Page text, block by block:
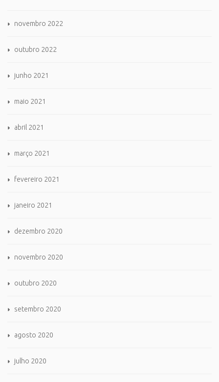
novembro 2022
outubro 2022
junho 2021
maio 2021
abril 2021
março 2021
fevereiro 2021
janeiro 2021
dezembro 2020
novembro 2020
outubro 2020
setembro 2020
agosto 2020
julho 2020